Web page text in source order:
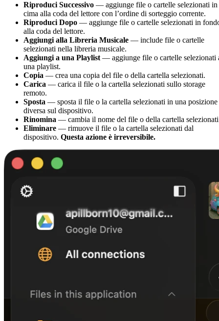
Riproduci Successivo — aggiunge file o cartelle selezionati in
cima alla coda del lettore con l’ordine di sorteggio corrente.
Riproduci Dopo — aggiunge file o cartelle selezionati in
alla coda del lettore.
Aggiungi alla Libreria Musicale — include file o cartelle
selezionati nella libreria musicale.
Aggiungi a una Playlist — aggiunge file o cartelle selezionati
una playlist.
Copia — crea una copia del file o della cartella selezionati.
Carica — carica il file o la cartella selezionati sullo storage
remoto.
Sposta — sposta il file o la cartella selezionati in una posizione
diversa sul dispositivo.
Rinomina — cambia il nome del file o della cartella
Eliminare — rimuove il file o la cartella selezionati dal
dispositivo. Questa azione è irreversibile.